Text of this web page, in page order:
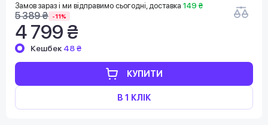
Замов зараз і ми відправимо сьогодні, доставка 149 ₴
5 389 ₴ -11%
4 799 ₴
КУПИТИ
В 1 КЛІК
Кешбек 48 ₴